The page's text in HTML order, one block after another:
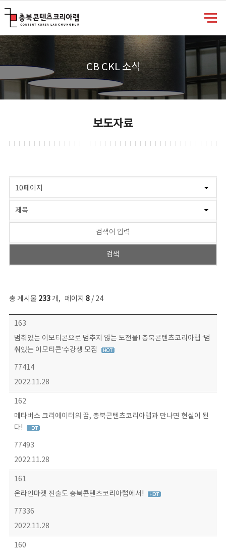
CB CKL 소식
보도자료
총 게시물 233개, 페이지 8/ 24
보도자료 목록 - 번호, 제목, 작성자, 파일, 조회수, 작성일 정보 제공
163
멈춰있는 이모티콘으로 멈추지 않는 도전을! 충북콘텐츠코리아랩 ‘멈
춰있는 이모티콘’수강생 모집
77414
2022.11.28
162
메타버스 크리에이터의 꿈, 충북콘텐츠코리아랩과 만나면 현실이 된
다!
77493
2022.11.28
161
온라인마켓 진출도 충북콘텐츠코리아랩에서!
77336
2022.11.28
160